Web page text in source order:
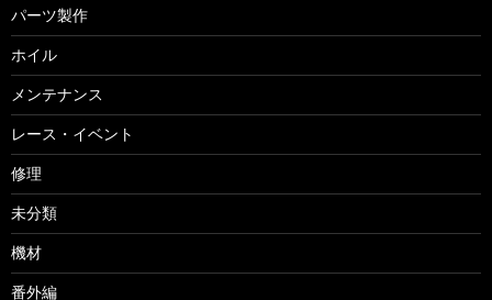
パーツ製作
ホイル
メンテナンス
レース・イベント
修理
未分類
機材
番外編